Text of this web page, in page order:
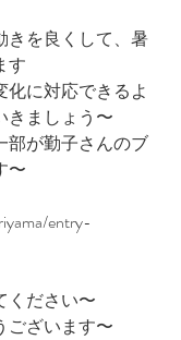
きを良くして、暑
す
に対応できるよ
きましょう〜
部が勤子さんのブ
〜
entry-
ください〜
ございます〜